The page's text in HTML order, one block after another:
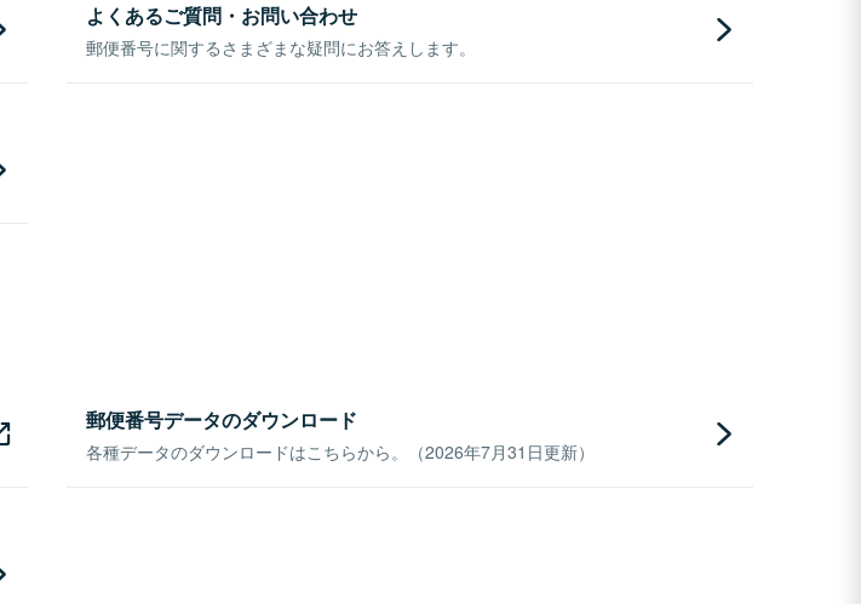
よくあるご質問・お問い合わせ
郵便番号に関するさまざまな疑問にお答えします。
郵便番号データのダウンロード
各種データのダウンロードはこちらから。（2026年7月31日更新）